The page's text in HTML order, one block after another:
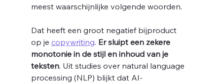
meest waarschijnlijke volgende woorden.
Dat heeft een groot negatief bijproduct
op je copywriting. Er sluipt een zekere
monotonie in de stijl en inhoud van je
teksten. Uit studies over natural language
processing (NLP) blijkt dat AI-